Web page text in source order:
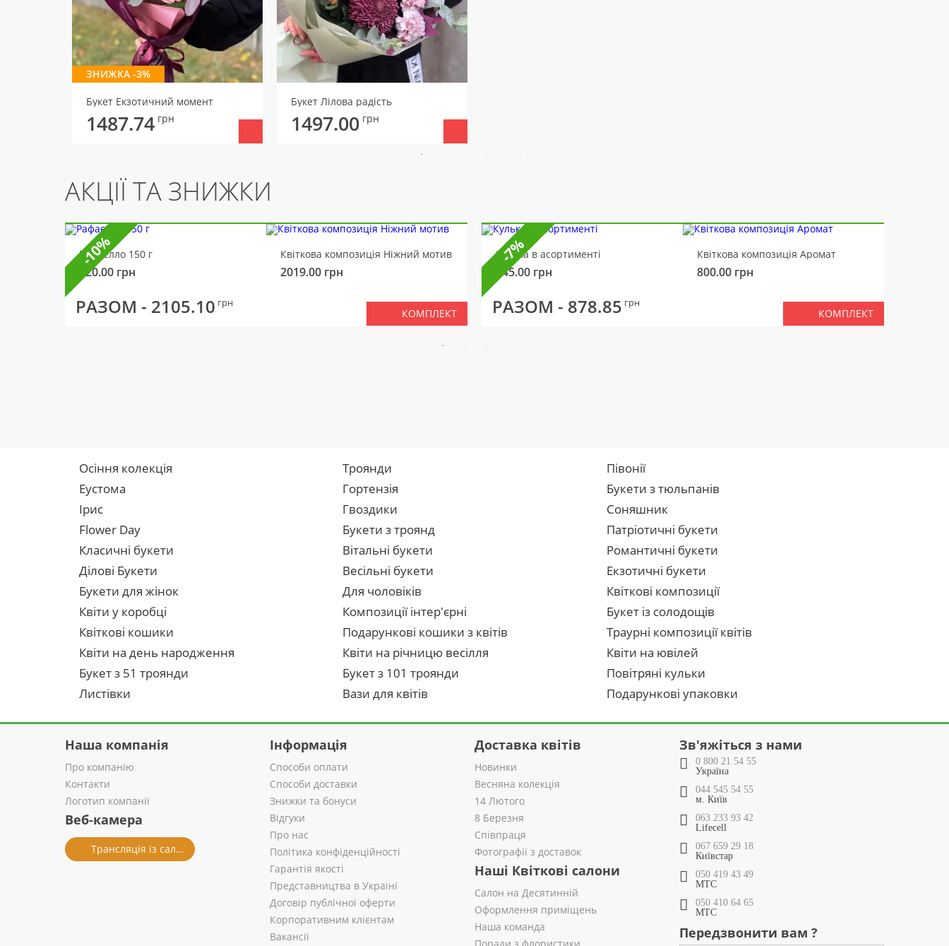
ЗНИЖКА -3%
Букет Екзотичний момент
1487.74 грн
Букет Лілова радість
1497.00 грн
АКЦІЇ ТА ЗНИЖКИ
Рафаелло 150 г
320.00 грн
Квіткова композиція Ніжний мотив
2019.00 грн
РАЗОМ - 2105.10 грн
КОМПЛЕКТ
-10% Кулька в асортименті
145.00 грн
Квіткова композиція Аромат
800.00 грн
РАЗОМ - 878.85 грн
КОМПЛЕКТ
-7%
Осіння колекція Троянди
Півонії
Еустома
Гортензія
Букети з тюльпанів
Ірис
Гвоздики
Соняшник
Flower Day
Букети з троянд
Патріотичні букети
Класичні букети
Вітальні букети
Романтичні букети
Ділові Букети
Весільні букети
Екзотичні букети
Букети для жінок
Для чоловіків
Квіткові композиції
Квіти у коробці
Композиції інтер'єрні
Букет із солодощів
Квіткові кошики
Подарункові кошики з квітів
Траурні композиції квітів
Квіти на день народження
Квіти на річницю весілля
Квіти на ювілей
Букет з 51 троянди
Букет з 101 троянди
Повітряні кульки
Листівки
Вази для квітів Подарункові упаковки
Наша компанія
Про компанію
Контакти
Логотип компанії
Веб-камера
Трансляція із салону
Інформація
Способи оплати
Способи доставки
Знижки та бонуси
Відгуки
Про нас
Політика конфіденційності
Гарантія якості
Представництва в Україні
Договір публічної оферти
Корпоративним клієнтам
Вакансії
Доставка квітів
Новинки
Весняна колекція
14 Лютого
8 Березня
Співпраця
Фотографії з доставок
Наші Квіткові салони
Салон на Десятинній
Оформлення приміщень
Наша команда
Зв'яжіться з нами
0 800 21 54 55
Україна
044 545 54 55
м. Київ
063 233 93 42
Lifecell
067 659 29 18
Київстар
050 419 43 49
МТС
050 410 64 65
МТС
Передзвонити вам ?